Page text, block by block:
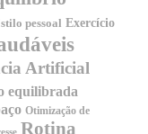
pessoal Exercício
Artificial
equilibrada
Otimização de
Rotina